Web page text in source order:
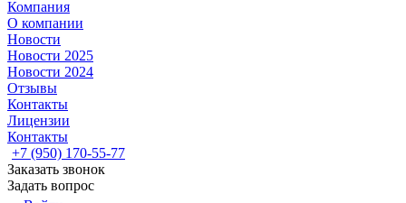
Компания
О компании
Новости
Новости 2025
Новости 2024
Отзывы
Контакты
Лицензии
Контакты
+7 (950) 170-55-77
Заказать звонок
Задать вопрос